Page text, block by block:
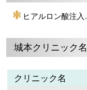
ヒアルロン酸注
城本クリニック
クリニック名